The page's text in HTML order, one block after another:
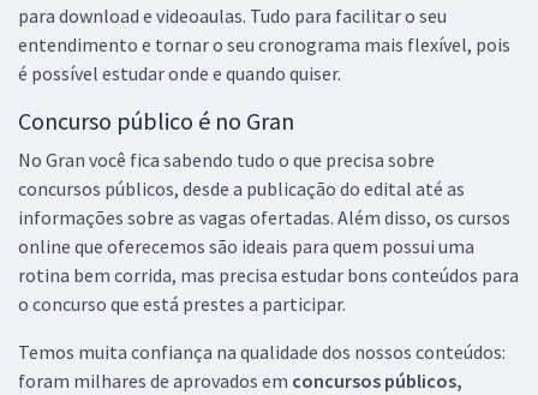
para download e videoaulas. Tudo para facilitar o seu
entendimento e tornar o seu cronograma mais flexível, pois
é possível estudar onde e quando quiser.
Concurso público é no Gran
No Gran você fica sabendo tudo o que precisa sobre
concursos públicos, desde a publicação do edital até as
informações sobre as vagas ofertadas. Além disso, os cursos
online que oferecemos são ideais para quem possui uma
rotina bem corrida, mas precisa estudar bons conteúdos para
o concurso que está prestes a participar.
Temos muita confiança na qualidade dos nossos conteúdos:
foram milhares de aprovados em concursos públicos,